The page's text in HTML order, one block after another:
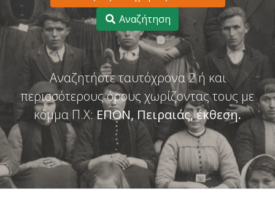
Αναζήτηση
Αναζητήστε ταυτόχρονα 2 ή και
περισσότερους όρους χωρίζοντας τους με
κόμμα Π.Χ: ΕΠΟΝ, Πειραιάς, έκθεση.